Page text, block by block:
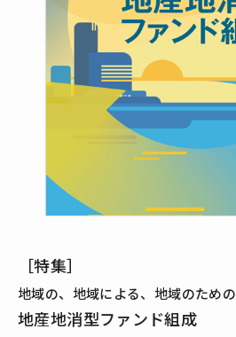
［特集］
地域の、地域による、地域のための
地産地消型ファンド組成